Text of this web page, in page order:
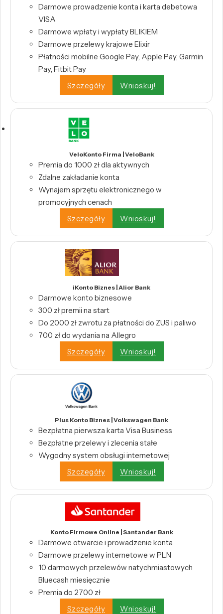
Darmowe prowadzenie konta i karta debetowa
VISA
Darmowe wpłaty i wypłaty BLIKIEM
Darmowe przelewy krajowe Elixir
Płatności mobilne Google Pay, Apple Pay, Garmin
Pay, Fitbit Pay
Szczegóły
Wnioskuj!
VeloKonto Firma | VeloBank
Premia do 1000 zł dla aktywnych
Zdalne zakładanie konta
Wynajem sprzętu elektronicznego w
promocyjnych cenach
Szczegóły
Wnioskuj!
iKonto Biznes | Alior Bank
Darmowe konto biznesowe
300 zł premii na start
Do 2000 zł zwrotu za płatności do ZUS i paliwo
700 zł do wydania na Allegro
Szczegóły
Wnioskuj!
Plus Konto Biznes | Volkswagen Bank
Bezpłatna pierwsza karta Visa Business
Bezpłatne przelewy i zlecenia stałe
Wygodny system obsługi internetowej
Szczegóły
Wnioskuj!
Konto Firmowe Online | Santander Bank
Darmowe otwarcie i prowadzenie konta
Darmowe przelewy internetowe w PLN
10 darmowych przelewów natychmiastowych
Bluecash miesięcznie
Premia do 2700 zł
Szczegóły
Wnioskuj!